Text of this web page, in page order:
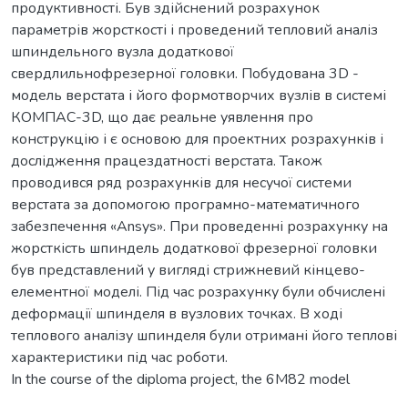
продуктивності. Був здійснений розрахунок
параметрів жорсткості і проведений тепловий аналіз
шпиндельного вузла додаткової
свердлильнофрезерної головки. Побудована 3D -
модель верстата і його формотворчих вузлів в системі
КОМПАС-3D, що дає реальне уявлення про
конструкцію і є основою для проектних розрахунків і
дослідження працездатності верстата. Також
проводився ряд розрахунків для несучої системи
верстата за допомогою програмно-математичного
забезпечення «Ansys». При проведенні розрахунку на
жорсткість шпиндель додаткової фрезерної головки
був представлений у вигляді стрижневий кінцево-
елементної моделі. Під час розрахунку були обчислені
деформації шпинделя в вузлових точках. В ході
теплового аналізу шпинделя були отримані його теплові
характеристики під час роботи.
In the course of the diploma project, the 6М82 model